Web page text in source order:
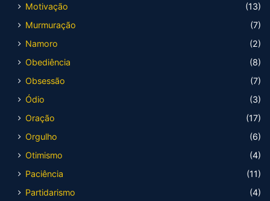
Motivação
(13)
Murmuração
(7)
Namoro
(2)
Obediência
(8)
Obsessão
(7)
Ódio
(3)
Oração
(17)
Orgulho
(6)
Otimismo
(4)
Paciência
(11)
Partidarismo
(4)